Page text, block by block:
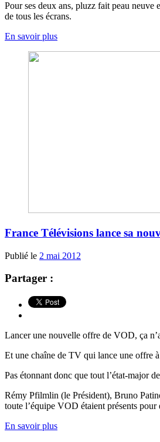
Pour ses deux ans, pluzz fait peau neuve
de tous les écrans.
En savoir plus
France Télévisions lance sa
Publié le 2 mai 2012
Partager :
Lancer une nouvelle offre de VOD, ça
Et une chaîne de TV qui lance une offre à
Pas étonnant donc que tout l’état-major
Rémy Pfilmlin (le Président), Bruno
toute l’équipe VOD étaient présents
En savoir plus